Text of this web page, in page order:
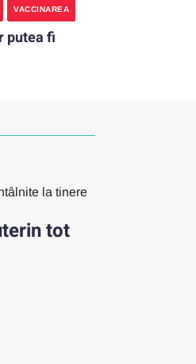
VACCINAREA
putea fi
tot